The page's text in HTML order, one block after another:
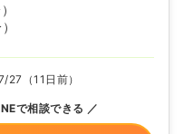
（11日前）
で相談できる